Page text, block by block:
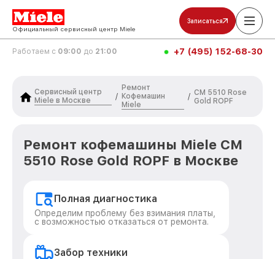
Официальный сервисный центр Miele
Записаться
Работаем с 09:00 до 21:00 +7 (495) 152-68-30
Сервисный центр
Miele в Москве
/
Ремонт
Кофемашин
Miele
/ CM 5510 Rose
Gold ROPF
Ремонт кофемашины Miele CM
5510 Rose Gold ROPF в Москве
Полная диагностика
Определим проблему без взимания платы,
с возможностью отказаться от ремонта.
Забор техники